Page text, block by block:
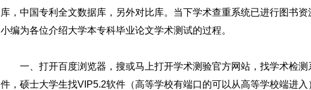
库，中国专利全文数据库，另外对比库。当下学术查重系统已进行图书
小编为各位介绍大学本专科毕业论文学术测试的过程。
一、打开百度浏览器，搜或马上打开学术测验官方网站，找学术检
件，硕士大学生找VIP5.2软件（高等学校有端口的可以从高等学校端进入